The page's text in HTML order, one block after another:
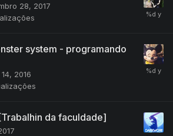
28, 2017
system - programando
2016
da faculdade]